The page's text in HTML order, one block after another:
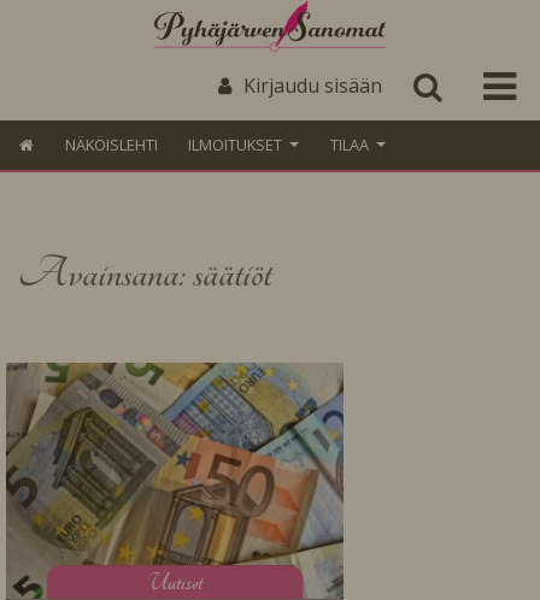
Kirjaudu sisään
NÄKÖISLEHTI ILMOITUKSET TILAA
Avainsana: säätiöt
Uutiset